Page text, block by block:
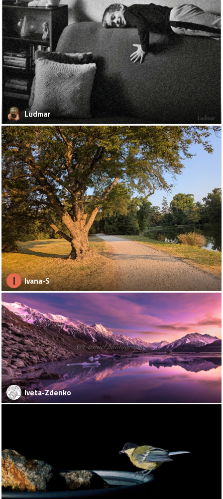
Ludmar
I Ivana-S
Iveta-Zdenko